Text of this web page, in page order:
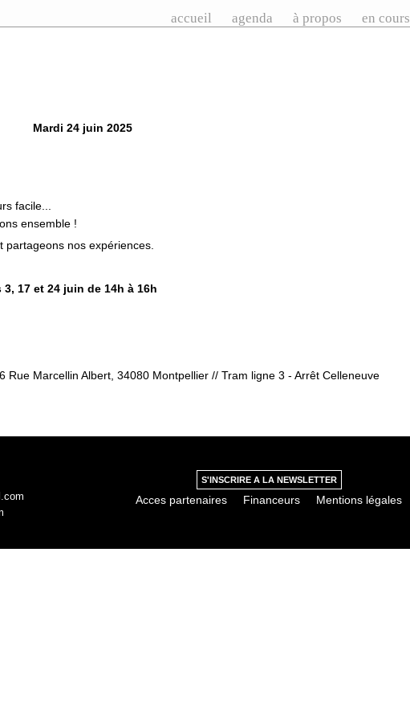
accueil agenda à propos en cours
Mardi 24 juin 2025
facile...
ensemble !
nos expériences.
3, 17 et 24 juin de 14h à 16h
Rue Marcellin Albert, 34080 Montpellier // Tram ligne 3 - Arrêt Celleneuve
S'INSCRIRE A LA NEWSLETTER
Acces partenaires Financeurs Mentions légales